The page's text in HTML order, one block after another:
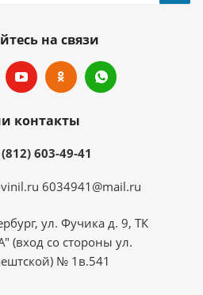
на связи
контакты
603-49-41
6034941@mail.ru
ул. Фучика д. 9, ТК
(вход со стороны ул.
№ 1в.541